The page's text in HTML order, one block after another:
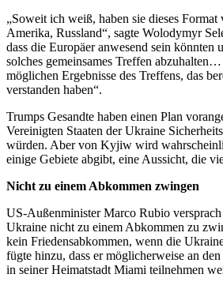
„Soweit ich weiß, haben sie dieses
Amerika, Russland“, sagte Wolodymyr
dass die Europäer anwesend sein könnten
solches gemeinsames Treffen
möglichen Ergebnisse des Treffens, das
verstanden haben“.
Trumps Gesandte haben einen Plan
Vereinigten Staaten der Ukraine
würden. Aber von Kyjiw wird
einige Gebiete abgibt, eine Aussicht, die
Nicht zu einem Abkommen zwingen
US-Außenminister Marco Rubio
Ukraine nicht zu einem Abkommen zu
kein Friedensabkommen, wenn die
fügte hinzu, dass er möglicherweise an
in seiner Heimatstadt Miami teilnehmen